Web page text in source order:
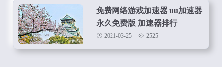
免费网络游戏加速器 uu加速器
永久免费版 加速器排行
2021-03-25 2525